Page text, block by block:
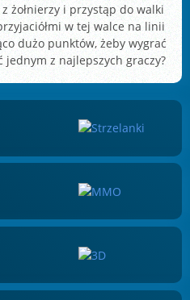
żołnierzy i przystąp do walki
w tej walce na linii
dużo punktów, żeby wygrać
jednym z najlepszych graczy?